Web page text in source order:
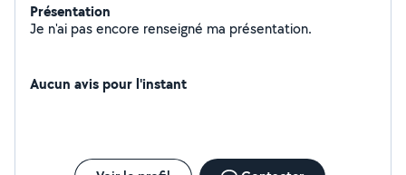
Présentation
Je n'ai pas encore renseigné ma présentation.
Aucun avis pour l'instant